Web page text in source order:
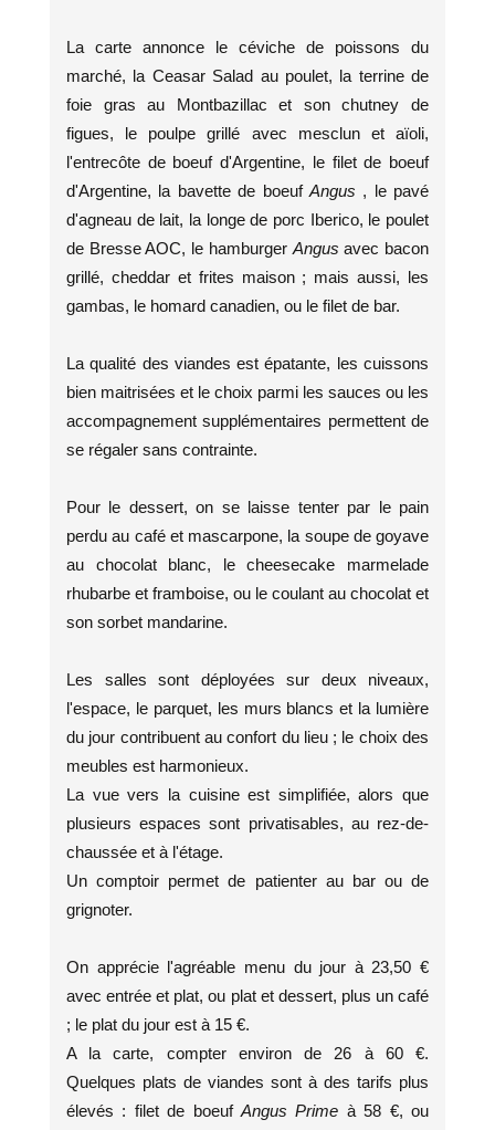
La carte annonce le céviche de poissons du
marché, la Ceasar Salad au poulet, la terrine de
foie gras au Montbazillac et son chutney de
figues, le poulpe grillé avec mesclun et aïoli,
l'entrecôte de boeuf d'Argentine, le filet de boeuf
d'Argentine, la bavette de boeuf Angus , le pavé
d'agneau de lait, la longe de porc Iberico, le poulet
de Bresse AOC, le hamburger Angusavec bacon
grillé, cheddar et frites maison ; mais aussi, les
gambas, le homard canadien, ou le filet de bar.
La qualité des viandes est épatante, les cuissons
bien maitrisées et le choix parmi les sauces ou les
accompagnement supplémentaires permettent de
se régaler sans contrainte.
Pour le dessert, on se laisse tenter par le pain
perdu au café et mascarpone, la soupe de goyave
au chocolat blanc, le cheesecake marmelade
rhubarbe et framboise, ou le coulant au chocolat et
son sorbet mandarine.
Les salles sont déployées sur deux niveaux,
l'espace, le parquet, les murs blancs et la lumière
du jour contribuent au confort du lieu ; le choix des
meubles est harmonieux.
La vue vers la cuisine est simplifiée, alors que
plusieurs espaces sont privatisables, au rez-de-
chaussée et à l'étage.
Un comptoir permet de patienter au bar ou de
grignoter.
On apprécie l'agréable menu du jour à 23,50 €
avec entrée et plat, ou plat et dessert, plus un café
; le plat du jour est à 15 €.
A la carte, compter environ de 26 à 60 €.
Quelques plats de viandes sont à des tarifs plus
élevés : filet de boeuf Angus Prime à 58 €, ou